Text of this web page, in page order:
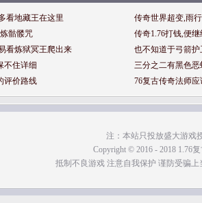
看地藏王在这里
传奇世界超变,雨
骷髅咒
传奇1.76打钱,便
看炼狱冥王爬出来
也不知道于弓箭
不住详细
三分之二有黑色
评价路线
76复古传奇法师
注：本站只投放盛大游戏
Copyright © 2016 - 2018 1.76
抵制不良游戏 注意自我保护 谨防受骗